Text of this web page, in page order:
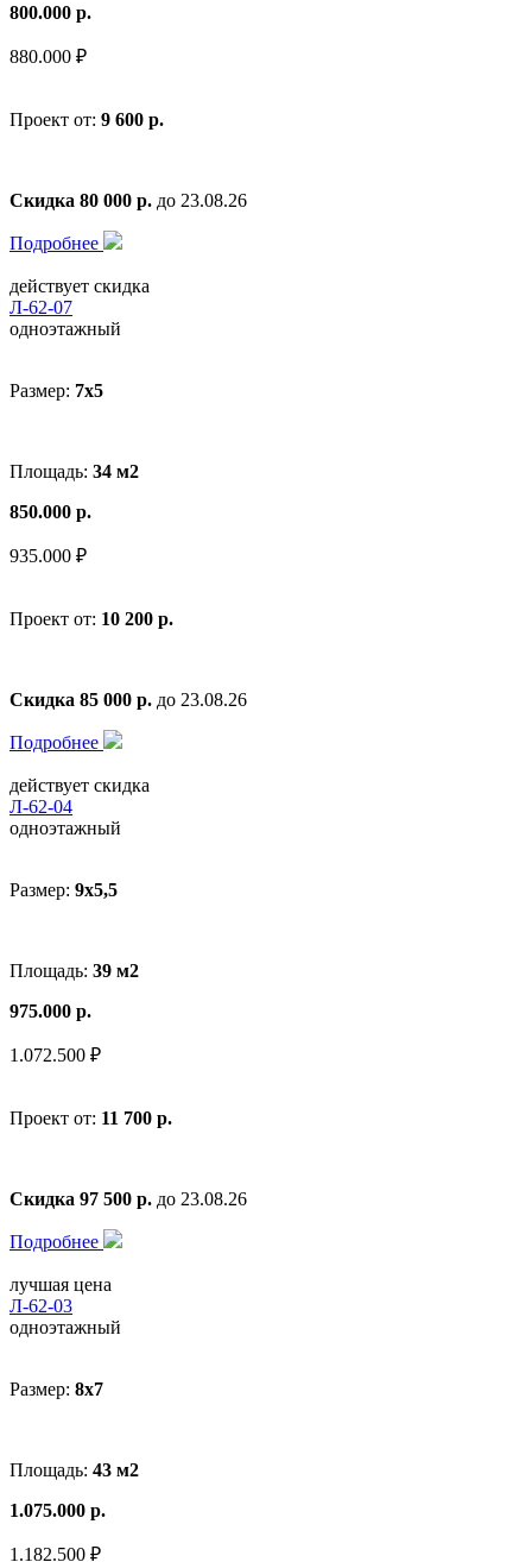
800.000 р.
880.000 ₽
Проект от: 9 600 р.
Скидка 80 000 р. до 23.08.26
Подробнее
действует скидка
Л-62-07
одноэтажный
Размер: 7x5
Площадь: 34 м2
850.000 р.
935.000 ₽
Проект от: 10 200 р.
Скидка 85 000 р. до 23.08.26
Подробнее
действует скидка
Л-62-04
одноэтажный
Размер: 9x5,5
Площадь: 39 м2
975.000 р.
1.072.500 ₽
Проект от: 11 700 р.
Скидка 97 500 р. до 23.08.26
Подробнее
лучшая цена
Л-62-03
одноэтажный
Размер: 8x7
Площадь: 43 м2
1.075.000 р.
1.182.500 ₽